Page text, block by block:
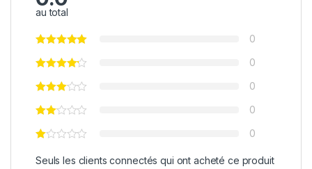
au total
0
0
0
0
0
Seuls les clients connectés qui ont acheté ce produit